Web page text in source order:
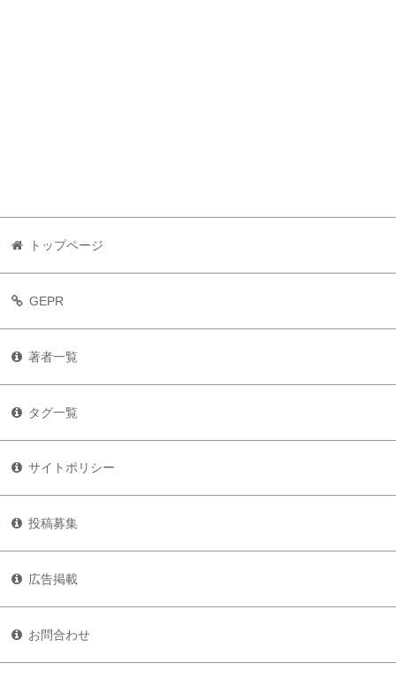
トップページ
GEPR
著者一覧
タグ一覧
サイトポリシー
投稿募集
広告掲載
お問合わせ